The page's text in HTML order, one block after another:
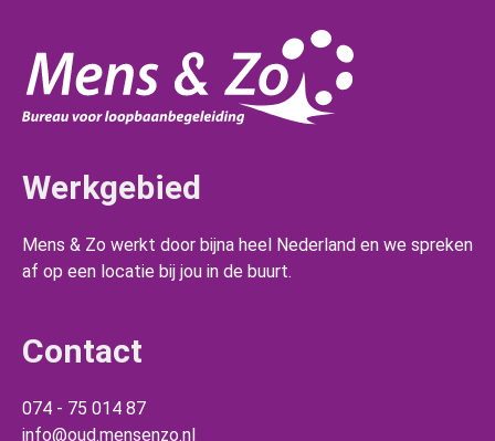
Werkgebied
Mens & Zo werkt door bijna heel Nederland en we spreken
af op een locatie bij jou in de buurt.
Contact
074 - 75 014 87
info@oud.mensenzo.nl